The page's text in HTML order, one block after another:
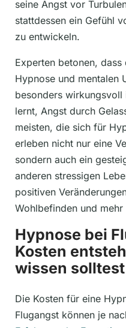
seine Angst vor
stattdessen ein Gefühl
zu entwickeln.
Experten betonen,
Hypnose und mentalen
besonders wirkungsvoll
lernt, Angst durch
meisten, die sich für
erleben nicht nur eine
sondern auch ein
anderen stressigen
positiven
Wohlbefinden und mehr
Hypnose bei
Kosten
wissen solltest
Die Kosten für eine
Flugangst können je